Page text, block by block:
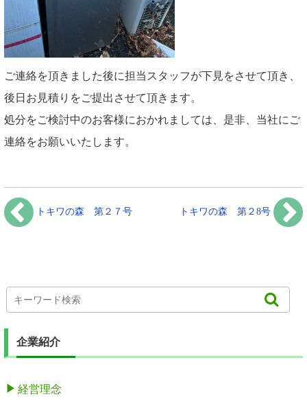
ご連絡を頂きました後に担当スタッフが下見をさせて頂き、
後日お見積りをご提出させて頂きます。
処分をご検討中のお客様におかれましては、是非、当社にご
連絡をお願いいたします。
トキワの森 第２７号 トキワの森 第２8号
企業紹介
経営理念